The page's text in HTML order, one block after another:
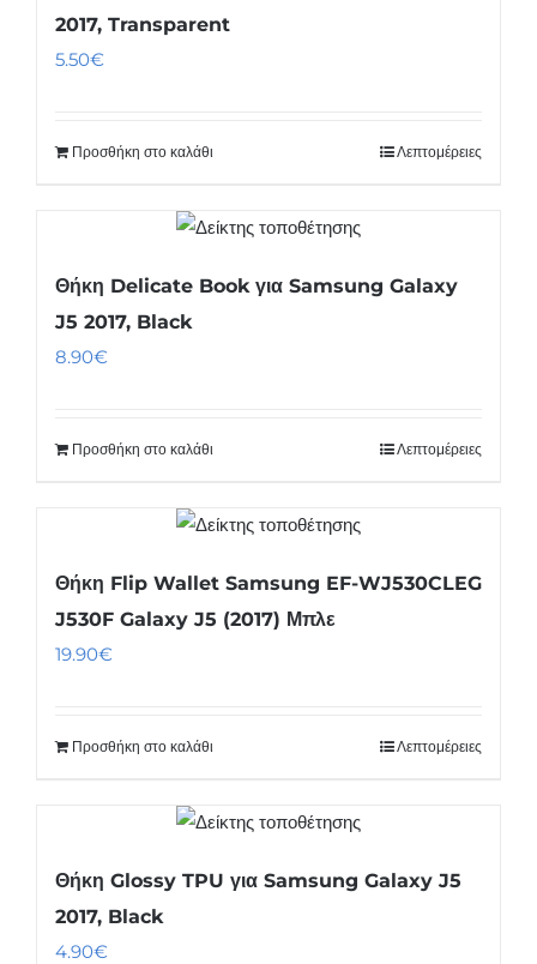
2017, Transparent
5.50€
Προσθήκη στο καλάθι Λεπτομέρειες
Θήκη Delicate Book για Samsung Galaxy
J5 2017, Black
8.90€
Προσθήκη στο καλάθι Λεπτομέρειες
Θήκη Flip Wallet Samsung EF-WJ530CLEG
J530F Galaxy J5 (2017) Μπλε
19.90€
Προσθήκη στο καλάθι Λεπτομέρειες
Θήκη Glossy TPU για Samsung Galaxy J5
2017, Black
4.90€